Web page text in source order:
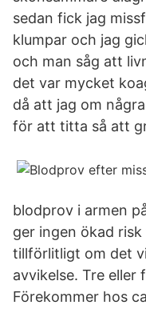
sedan fick jag
klumpar och jag
och man såg att
det var mycket
då att jag om
för att titta så att
blodprov i armen
ger ingen ökad
tillförlitligt om det
avvikelse. Tre eller
Förekommer hos